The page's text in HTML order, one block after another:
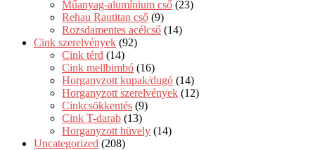
Műanyag-alumínium cső (23)
Rehau Rautitan cső (9)
Rozsdamentes acélcső (14)
Cink szerelvények (92)
Cink térd (14)
Cink mellbimbó (16)
Horganyzott kupak/dugó (14)
Horganyzott szerelvények (12)
Cinkcsökkentés (9)
Cink T-darab (13)
Horganyzott hüvely (14)
Uncategorized (208)